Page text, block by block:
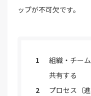
ップが不可欠です。
組織・チー
共有する
プロセス（